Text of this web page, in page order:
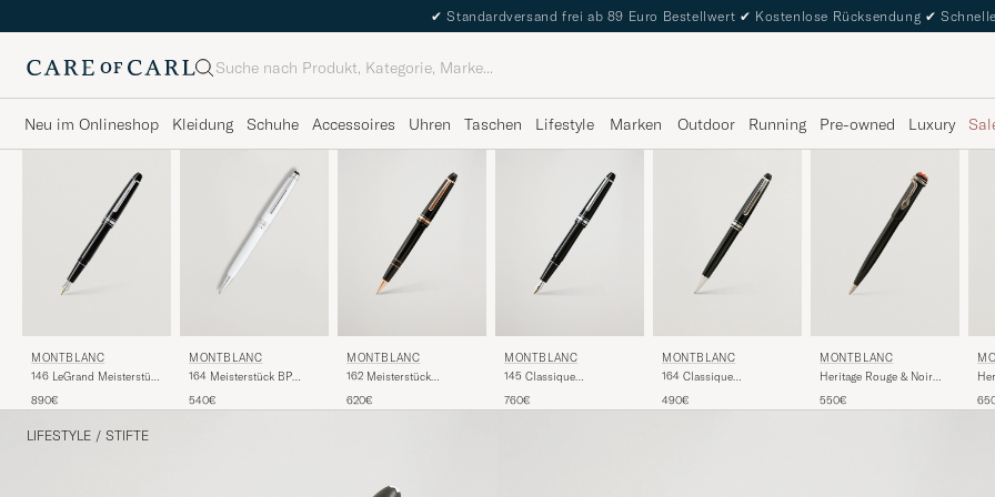
✔ Standardversand frei ab 89 Euro Bestellwert ✔ Kostenlose Rücksendung ✔
Suche
Neu im Onlineshop Kleidung Schuhe Accessoires Uhren Taschen Lifestyle Marken Outdoor Running Pre-owned Luxury
MONTBLANC
146 LeGrand Meisterstück
Line
890€
MONTBLANC
164 Meisterstück BP
540€
MONTBLANC
162 Meisterstück
Black/Red Gold
620€
MONTBLANC
145 Classique
Pen Platinum Line
760€
MONTBLANC
164 Classique
Pen Platinum Line
490€
MONTBLANC
Heritage Rouge & Noir
550€
LIFESTYLE / STIFTE